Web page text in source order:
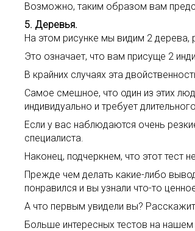
Возможно, таким образом вам
5. Деревья.
На этом рисунке мы видим 2 дерева,
Это означает, что вам присуще 2
В крайних случаях эта
Самое смешное, что один из этих
индивидуально и требует
Если у вас наблюдаются очень
специалиста.
Наконец, подчеркнем, что этот
Прежде чем делать какие-либо
понравился и вы узнали что-то
А что первым увидели вы?
Больше интересных тестов на нашем